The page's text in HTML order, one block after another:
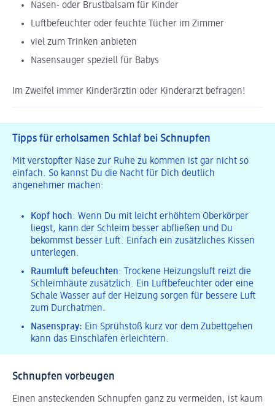
Nasen- oder Brustbalsam für Kinder
Luftbefeuchter oder feuchte Tücher im Zimmer
viel zum Trinken anbieten
Nasensauger speziell für Babys
Im Zweifel immer Kinderärztin oder Kinderarzt befragen!
Tipps für erholsamen Schlaf bei Schnupfen
Mit verstopfter Nase zur Ruhe zu kommen ist gar nicht so
einfach. So kannst Du die Nacht für Dich deutlich
angenehmer machen:
Kopf hoch: Wenn Du mit leicht erhöhtem Oberkörper
liegst, kann der Schleim besser abfließen und Du
bekommst besser Luft. Einfach ein zusätzliches Kissen
unterlegen.
Raumluft befeuchten: Trockene Heizungsluft reizt die
Schleimhäute zusätzlich. Ein Luftbefeuchter oder eine
Schale Wasser auf der Heizung sorgen für bessere Luft
zum Durchatmen.
Nasenspray: Ein Sprühstoß kurz vor dem Zubettgehen
kann das Einschlafen erleichtern.
Schnupfen vorbeugen
Einen ansteckenden Schnupfen ganz zu vermeiden, ist kaum